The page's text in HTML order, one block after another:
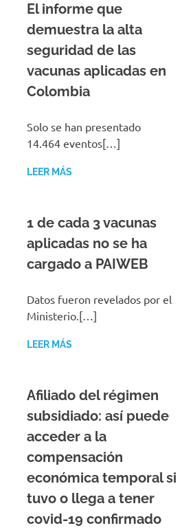
El informe que
demuestra la alta
seguridad de las
vacunas aplicadas en
Colombia
Solo se han presentado
14.464 eventos[…]
LEER MÁS
1 de cada 3 vacunas
aplicadas no se ha
cargado a PAIWEB
Datos fueron revelados por el
Ministerio.[…]
LEER MÁS
Afiliado del régimen
subsidiado: así puede
acceder a la
compensación
económica temporal si
tuvo o llega a tener
covid-19 confirmado